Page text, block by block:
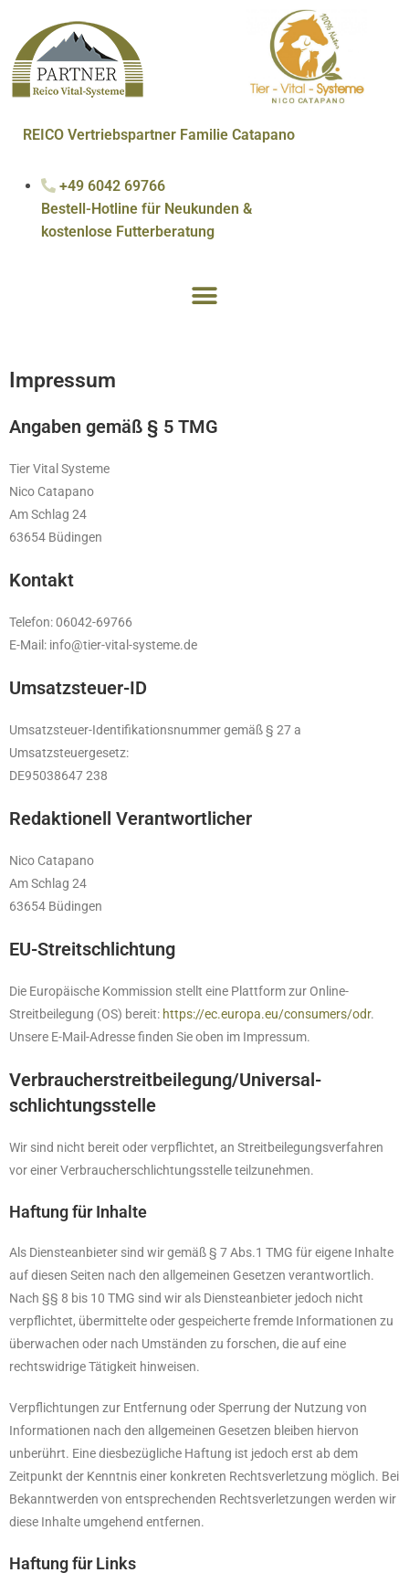
REICO Vertriebspartner Familie Catapano
+49 6042 69766
Bestell-Hotline für Neukunden &
kostenlose Futterberatung
Impressum
Angaben gemäß § 5 TMG
Tier Vital Systeme
Nico Catapano
Am Schlag 24
63654 Büdingen
Kontakt
Telefon: 06042-69766
E-Mail: info@tier-vital-systeme.de
Umsatzsteuer-ID
Umsatzsteuer-Identifikationsnummer gemäß § 27 a
Umsatzsteuergesetz:
DE95038647 238
Redaktionell Verantwortlicher
Nico Catapano
Am Schlag 24
63654 Büdingen
EU-Streitschlichtung
Die Europäische Kommission stellt eine Plattform zur Online-
Streitbeilegung (OS) bereit: https://ec.europa.eu/consumers/odr.
Unsere E-Mail-Adresse finden Sie oben im Impressum.
Verbraucher­streit­beilegung/Universal­
schlichtungs­stelle
Wir sind nicht bereit oder verpflichtet, an Streitbeilegungsverfahren
vor einer Verbraucherschlichtungsstelle teilzunehmen.
Haftung für Inhalte
Als Diensteanbieter sind wir gemäß § 7 Abs.1 TMG für eigene Inhalte
auf diesen Seiten nach den allgemeinen Gesetzen verantwortlich.
Nach §§ 8 bis 10 TMG sind wir als Diensteanbieter jedoch nicht
verpflichtet, übermittelte oder gespeicherte fremde Informationen zu
überwachen oder nach Umständen zu forschen, die auf eine
rechtswidrige Tätigkeit hinweisen.
Verpflichtungen zur Entfernung oder Sperrung der Nutzung von
Informationen nach den allgemeinen Gesetzen bleiben hiervon
unberührt. Eine diesbezügliche Haftung ist jedoch erst ab dem
Zeitpunkt der Kenntnis einer konkreten Rechtsverletzung möglich. Bei
Bekanntwerden von entsprechenden Rechtsverletzungen werden wir
diese Inhalte umgehend entfernen.
Haftung für Links